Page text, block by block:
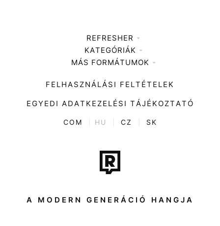
REFRESHER
Médiaajánlat
KATEGÓRIÁK
Zene
Divat
Kultúra
ENTR
Tech-Tudomány
Sport
Társadalom
MÁS FORMÁTUMOK
FELHASZNÁLÁSI FELTÉTELEK
EGYEDI ADATKEZELÉSI TÁJÉKOZTATÓ
COM HU CZ SK
A MODERN GENERÁCIÓ HANGJA